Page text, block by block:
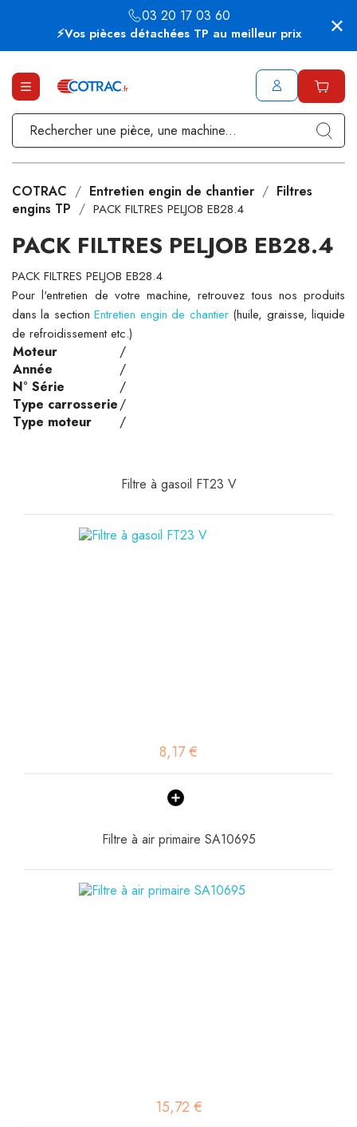
⚡Vos pièces détachées TP au meilleur prix
03 20 17 03 60
COTRAC Entretien engin de chantier
Filtres
engins TP
PACK FILTRES PELJOB EB28.4
PACK FILTRES PELJOB EB28.4
PACK FILTRES PELJOB EB28.4
Pour l'entretien de votre machine, retrouvez tous nos produits
dans la sectionEntretien engin de chantier(huile, graisse, liquide
de refroidissement etc.)
Moteur
/
Année
/
N° Série
/
Type carrosserie/
Type moteur
/
Filtre à gasoil FT23 V
8,17 €
Filtre à air primaire SA10695
15,72 €